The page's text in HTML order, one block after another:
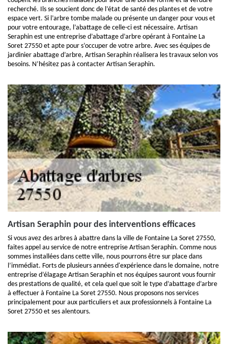
recherché. Ils se soucient donc de l’état de santé des plantes et de votre
espace vert. Si l’arbre tombe malade ou présente un danger pour vous et
pour votre entourage, l’abattage de celle-ci est nécessaire. Artisan
Seraphin est une entreprise d’abattage d’arbre opérant à Fontaine La
Soret 27550 et apte pour s’occuper de votre arbre. Avec ses équipes de
jardinier abattage d’arbre, Artisan Seraphin réalisera les travaux selon vos
besoins. N’hésitez pas à contacter Artisan Seraphin.
Artisan Seraphin pour des interventions efficaces
Si vous avez des arbres à abattre dans la ville de Fontaine La Soret 27550,
faites appel au service de notre entreprise Artisan Seraphin. Comme nous
sommes installées dans cette ville, nous pourrons être sur place dans
l’immédiat. Forts de plusieurs années d'expérience dans le domaine, notre
entreprise d’élagage Artisan Seraphin et nos équipes sauront vous fournir
des prestations de qualité, et cela quel que soit le type d’abattage d’arbre
à effectuer à Fontaine La Soret 27550. Nous proposons nos services
principalement pour aux particuliers et aux professionnels à Fontaine La
Soret 27550 et ses alentours.